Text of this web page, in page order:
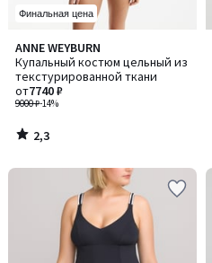
Финальная цена
ANNE WEYBURN
Купальный костюм цельный из
текстурированной ткани
9000 ₽-14%
от7740 ₽
2,3
/ 5
2,3
/